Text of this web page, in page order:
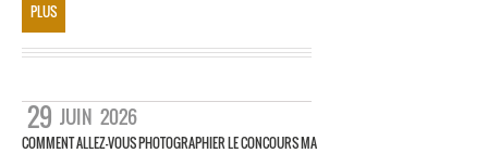
PLUS
29 JUIN 2026
COMMENT ALLEZ-VOUS PHOTOGRAPHIER LE CONCOURS MA